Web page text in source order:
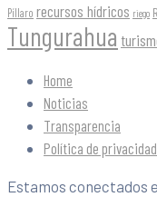
Píllaro recursos hídricos riego
Tungurahua
Home
Noticias
Transparencia
Política de privacidad
Estamos conectados